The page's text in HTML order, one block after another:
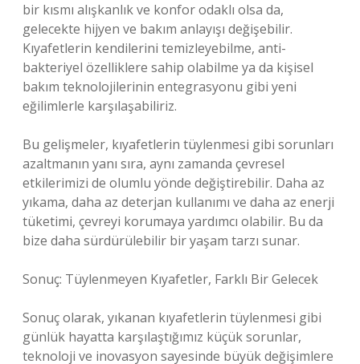
bir kısmı alışkanlık ve konfor odaklı olsa da,
gelecekte hijyen ve bakım anlayışı değişebilir.
Kıyafetlerin kendilerini temizleyebilme, anti-
bakteriyel özelliklere sahip olabilme ya da kişisel
bakım teknolojilerinin entegrasyonu gibi yeni
eğilimlerle karşılaşabiliriz.
Bu gelişmeler, kıyafetlerin tüylenmesi gibi sorunları
azaltmanın yanı sıra, aynı zamanda çevresel
etkilerimizi de olumlu yönde değiştirebilir. Daha az
yıkama, daha az deterjan kullanımı ve daha az enerji
tüketimi, çevreyi korumaya yardımcı olabilir. Bu da
bize daha sürdürülebilir bir yaşam tarzı sunar.
Sonuç: Tüylenmeyen Kıyafetler, Farklı Bir Gelecek
Sonuç olarak, yıkanan kıyafetlerin tüylenmesi gibi
günlük hayatta karşılaştığımız küçük sorunlar,
teknoloji ve inovasyon sayesinde büyük değişimlere